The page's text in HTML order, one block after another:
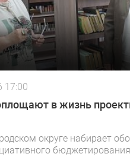
17:00
в жизнь
округе набирает